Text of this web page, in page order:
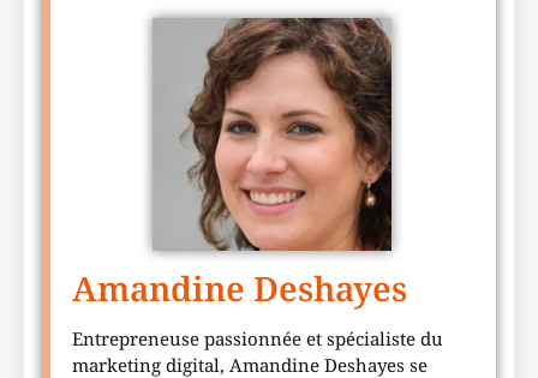
Amandine Deshayes
Entrepreneuse passionnée et spécialiste du
marketing digital, Amandine Deshayes se